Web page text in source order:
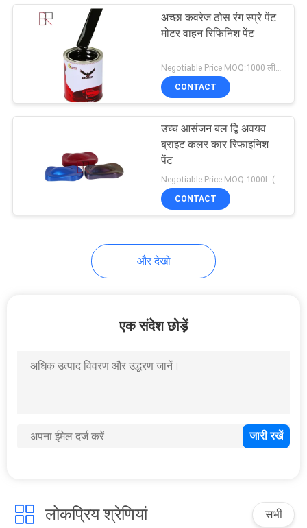
कार पेंट हार्डनर
कार पेंट पतला
कार पॉलिएस्टर पोटीन
अच्छा कवरेज ठोस रंग स्प्रे पेंट
मोटर वाहन रिफिनिश पेंट
Negotiable Price MOQ:1000 लीटर
CONTACT
उच्च आसंजन बल द्वि अवयव
ब्राइट कलर कार रिफाइनिश
पेंट
Negotiable Price MOQ:1000L (मिश्रित आइटम स्वीकार्य है)
CONTACT
और देखो
एक संदेश छोड़ें
लोकप्रिय श्रेणियां सभी